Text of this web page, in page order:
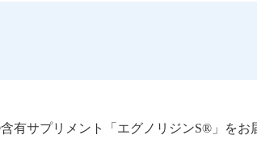
サプリメント「エグノリジンS®」をお